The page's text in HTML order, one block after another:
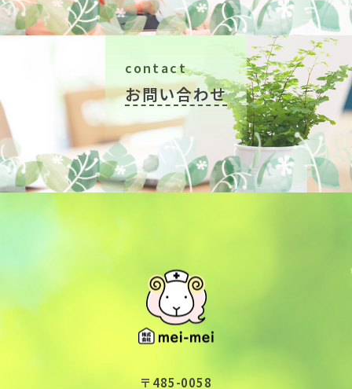
contact
お問い合わせ
〒485-0058